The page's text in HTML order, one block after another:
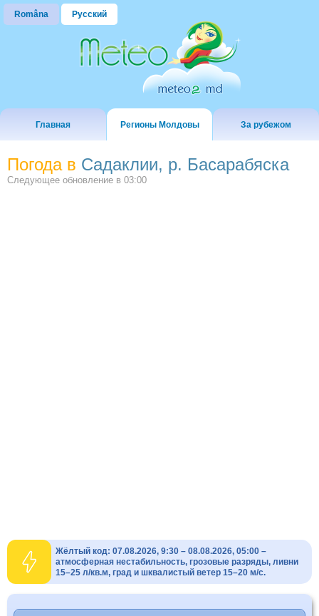
Româna Русский
Главная Регионы Молдовы За рубежом
Погода в Садаклии, р. Басарабяска
Следующее обновление в 03:00
Жёлтый код: 07.08.2026, 9:30 – 08.08.2026, 05:00 –
атмосферная нестабильность, грозовые разряды, ливни
15–25 л/кв.м, град и шквалистый ветер 15–20 м/с.